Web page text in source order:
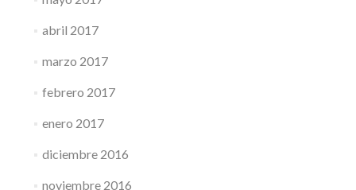
abril 2017
marzo 2017
febrero 2017
enero 2017
diciembre 2016
noviembre 2016